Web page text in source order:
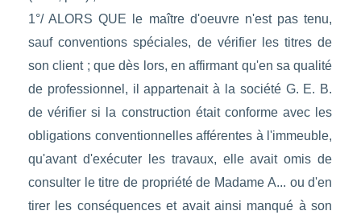
1°/ ALORS QUE le maître d'oeuvre n'est pas tenu,
sauf conventions spéciales, de vérifier les titres de
son client ; que dès lors, en affirmant qu'en sa qualité
de professionnel, il appartenait à la société G. E. B.
de vérifier si la construction était conforme avec les
obligations conventionnelles afférentes à l'immeuble,
qu'avant d'exécuter les travaux, elle avait omis de
consulter le titre de propriété de Madame A... ou d'en
tirer les conséquences et avait ainsi manqué à son